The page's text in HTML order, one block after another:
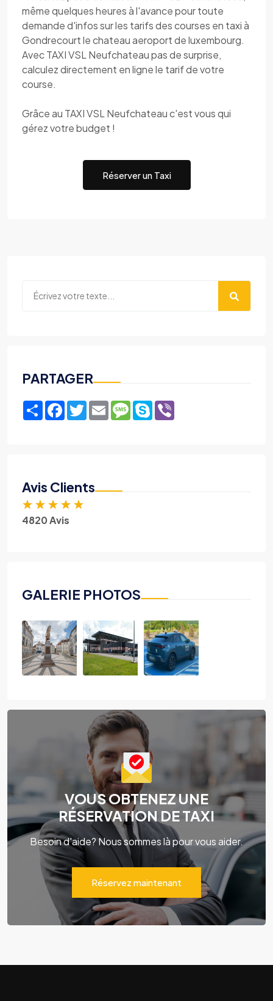
même quelques heures à l'avance pour toute
demande d'infos sur les tarifs des courses en taxi à
Gondrecourt le chateau aeroport de luxembourg.
Avec TAXI VSL Neufchateau pas de surprise,
calculez directement en ligne le tarif de votre
course.
Grâce au TAXI VSL Neufchateau c'est vous qui
gérez votre budget !
Réserver un Taxi
PARTAGER
ShareFacebook
TwitterEmailMessage
Skype
Avis Clients
★ ★ ★ ★ ★
4820 Avis
GALERIE PHOTOS
VOUS OBTENEZ UNE
RÉSERVATION DE TAXI
Besoin d'aide? Nous sommes là pour vous aider.
Réservez maintenant